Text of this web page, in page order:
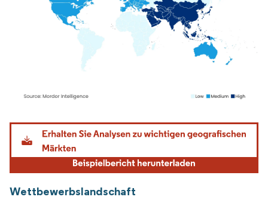
Bild © Mordor Intelligence. Wiederverwendung erfordert Namensnennung gemäß
Wettbewerbslandschaft